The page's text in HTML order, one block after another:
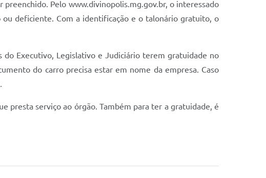
Pelo www.divinopolis.mg.gov.br, o interessado
deficiente. Com a identificação e o talonário gratuito, o
do Executivo, Legislativo e Judiciário terem gratuidade no
do carro precisa estar em nome da empresa. Caso
presta serviço ao órgão. Também para ter a gratuidade, é